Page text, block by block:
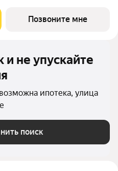
сочетается с более
О проекте:
Позвоните мне
и не упускайте
ипотека, улица
поиск